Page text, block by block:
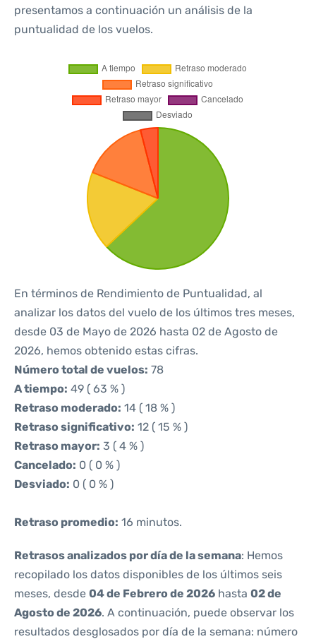
presentamos a continuación un análisis de la
puntualidad de los vuelos.
En términos de Rendimiento de Puntualidad, al
analizar los datos del vuelo de los últimos tres meses,
desde 03 de Mayo de 2026 hasta 02 de Agosto de
2026, hemos obtenido estas cifras.
Número total de vuelos: 78
A tiempo: 49 ( 63 % )
Retraso moderado: 14 ( 18 % )
Retraso significativo: 12 ( 15 % )
Retraso mayor: 3 ( 4 % )
Cancelado: 0 ( 0 % )
Desviado: 0 ( 0 % )
Retraso promedio: 16 minutos.
Retrasos analizados por día de la semana: Hemos
recopilado los datos disponibles de los últimos seis
meses, desde 04 de Febrero de 2026 hasta 02 de
Agosto de 2026. A continuación, puede observar los
resultados desglosados por día de la semana: número